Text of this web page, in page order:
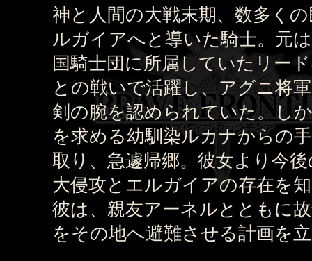
神と人間の大戦末期、数多く
ルガイアへと導いた騎士。元
国騎士団に所属していたリー
との戦いで活躍し、アグニ将
剣の腕を認められていた。し
を求める幼馴染ルカナからの
取り、急遽帰郷。彼女より今
大侵攻とエルガイアの存在を
彼は、親友アーネルとともに
をその地へ避難させる計画を